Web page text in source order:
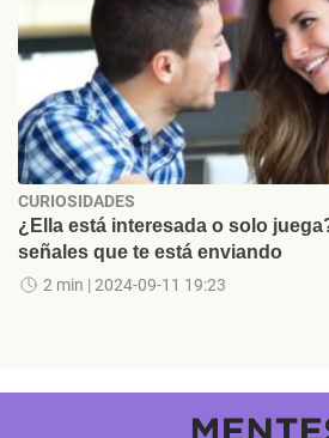
CURIOSIDADES
¿Ella está interesada o solo
señales que te está enviando
2 min | 2024-09-11 19:23